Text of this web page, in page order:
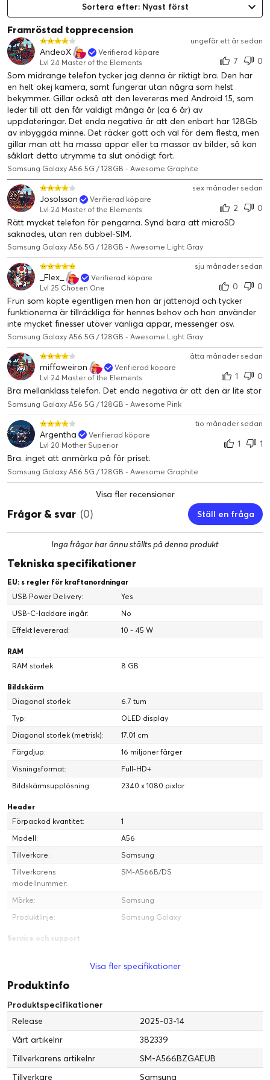
Sortera efter: Nyast först
Framröstad topprecension
ungefär ett år sedan
AndeoX
Verifierad köpare
Lvl 24 Master of the Elements
7
0
Som midrange telefon tycker jag denna är riktigt bra. Den har
en helt okej kamera, samt fungerar utan några som helst
bekymmer. Gillar också att den levereras med Android 15, som
leder till att den får väldigt många år (ca 6 år) av
uppdateringar. Det enda negativa är att den enbart har 128Gb
av inbyggda minne. Det räcker gott och väl för dem flesta, men
gillar man att ha massa appar eller ta massor av bilder, så kan
såklart detta utrymme ta slut onödigt fort.
Samsung Galaxy A56 5G / 128GB - Awesome Graphite
sex månader sedan
Josolsson
Verifierad köpare
Lvl 24 Master of the Elements
2
0
Rätt mycket telefon för pengarna. Synd bara att microSD
saknades, utan ren dubbel-SIM.
Samsung Galaxy A56 5G / 128GB - Awesome Light Gray
sju månader sedan
_Flex_
Verifierad köpare
Lvl 25 Chosen One
0
0
Frun som köpte egentligen men hon är jättenöjd och tycker
funktionerna är tillräckliga för hennes behov och hon använder
inte mycket finesser utöver vanliga appar, messenger osv.
Samsung Galaxy A56 5G / 128GB - Awesome Light Gray
åtta månader sedan
miffoweiron
Verifierad köpare
Lvl 24 Master of the Elements
1
0
Bra mellanklass telefon. Det enda negativa är att den är lite stor
Samsung Galaxy A56 5G / 128GB - Awesome Pink
tio månader sedan
Argentha
Verifierad köpare
Lvl 20 Mother Superior
1
1
Bra. inget att anmärka på för priset.
Samsung Galaxy A56 5G / 128GB - Awesome Graphite
Visa fler recensioner
Frågor & svar (0) Ställ en fråga
Inga frågor har ännu ställts på denna produkt
Tekniska specifikationer
EU: s regler för kraftanordningar
USB Power Delivery:
Yes
USB-C-laddare ingår:
No
Effekt levererad:
10 - 45 W
RAM
RAM storlek:
8 GB
Bildskärm
Diagonal storlek:
6.7 tum
Typ:
OLED display
Diagonal storlek (metrisk):
17.01 cm
Färgdjup:
16 miljoner färger
Visningsformat:
Full-HD+
Bildskärmsupplösning:
2340 x 1080 pixlar
Header
Förpackad kvantitet:
1
Modell:
A56
Tillverkare:
Samsung
Tillverkarens
modellnummer:
SM-A566B/DS
Märke:
Samsung
Produktlinje:
Samsung Galaxy
Service och support
Processorfamilj:
Antal processorkärnor:
Klockfrekvens:
2.9 GHz
Tillverkare:
Samsung
Kommunikationer
Dataöverföring:
TDD-LTE, 5G NR FR1, FDD-LTE
Visa fler specifikationer
Produktinfo
Produktspecifikationer
Release
2025-03-14
Vårt artikelnr
382339
Tillverkarens artikelnr
SM-A566BZGAEUB
Tillverkare
Samsung